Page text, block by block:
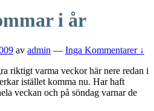
i år
av admin — Inga Kommentarer ↓
riktigt varma veckor här nere redan i
istället komma nu. Har haft
veckan och på söndag varnar de